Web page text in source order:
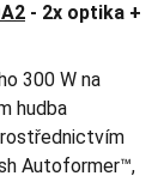
- 2x optika +
300 W na
hudba
Autoformer™,